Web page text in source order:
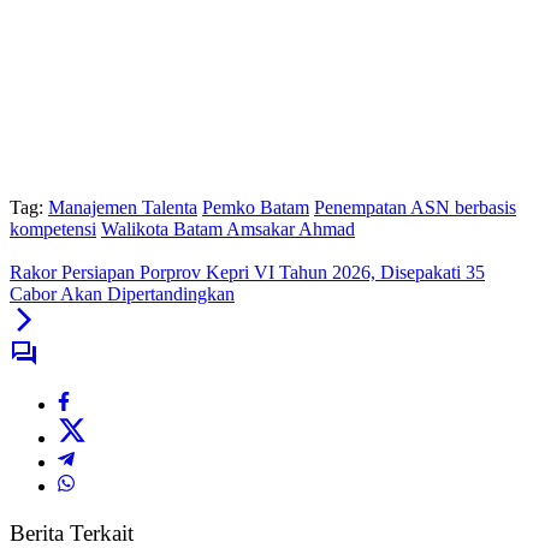
Tag: Manajemen Talenta Pemko Batam Penempatan ASN berbasis
kompetensi Walikota Batam Amsakar Ahmad
Rakor Persiapan Porprov Kepri VI Tahun 2026, Disepakati 35
Cabor Akan Dipertandingkan
Berita Terkait